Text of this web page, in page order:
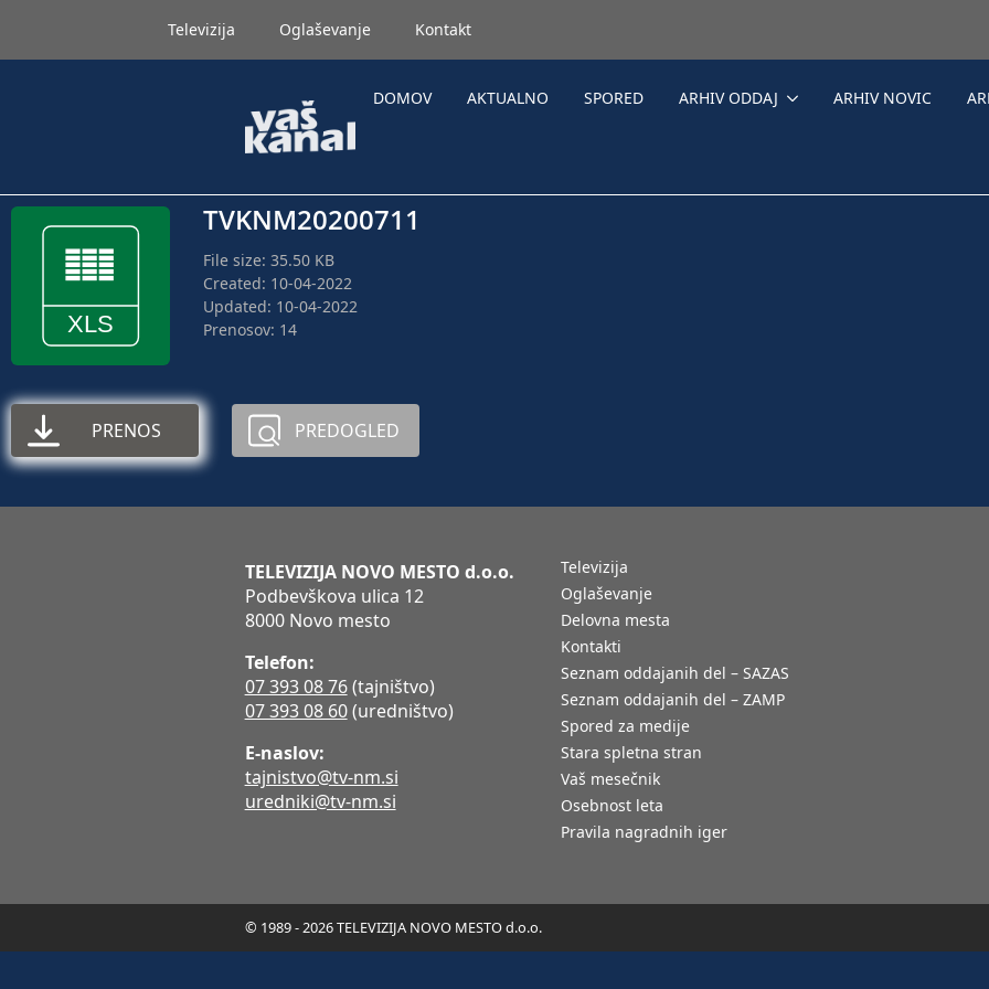
Televizija Oglaševanje Kontakt
DOMOV AKTUALNO SPORED ARHIV ODDAJ ARHIV NOVIC
TVKNM20200711
File size: 35.50 KB
Created: 10-04-2022
Updated: 10-04-2022
Prenosov: 14
PRENOS PREDOGLED
TELEVIZIJA NOVO MESTO d.o.o.
Podbevškova ulica 12
8000 Novo mesto
Telefon:
07 393 08 76(tajništvo)
07 393 08 60(uredništvo)
E-naslov:
tajnistvo@tv-nm.si
uredniki@tv-nm.si
Televizija
Oglaševanje
Delovna mesta
Kontakti
Seznam oddajanih del – SAZAS
Seznam oddajanih del – ZAMP
Spored za medije
Stara spletna stran
Vaš mesečnik
Osebnost leta
Pravila nagradnih iger
© 1989 - 2026 TELEVIZIJA NOVO MESTO d.o.o.